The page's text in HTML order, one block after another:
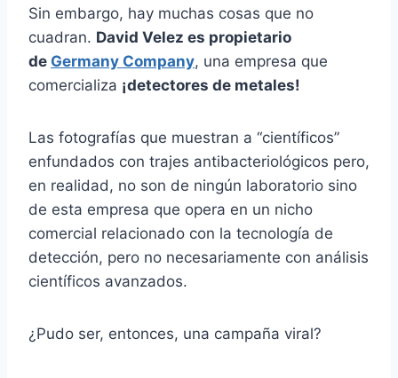
Sin embargo, hay muchas cosas que no
cuadran. David Velez es propietario
de Germany Company, una empresa que
comercializa ¡detectores de metales!
Las fotografías que muestran a “científicos”
enfundados con trajes antibacteriológicos pero,
en realidad, no son de ningún laboratorio sino
de esta empresa que opera en un nicho
comercial relacionado con la tecnología de
detección, pero no necesariamente con análisis
científicos avanzados.
¿Pudo ser, entonces, una campaña viral?